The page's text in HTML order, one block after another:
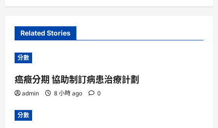
Related Stories
分數
癌癥分期 協助制訂病患治療計劃
admin 8 小時 ago 0
分數